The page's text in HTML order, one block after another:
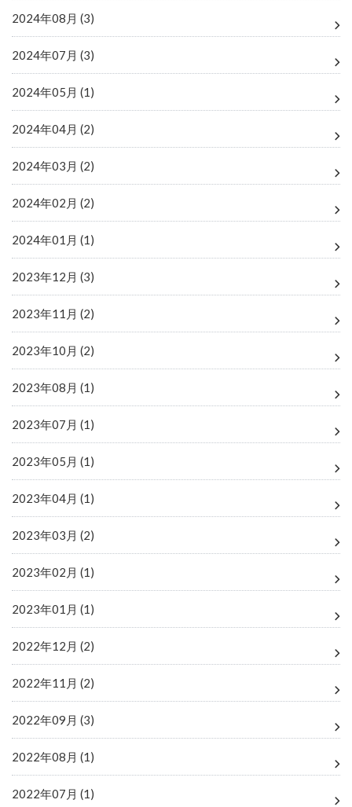
2024年08月 (3)
2024年07月 (3)
2024年05月 (1)
2024年04月 (2)
2024年03月 (2)
2024年02月 (2)
2024年01月 (1)
2023年12月 (3)
2023年11月 (2)
2023年10月 (2)
2023年08月 (1)
2023年07月 (1)
2023年05月 (1)
2023年04月 (1)
2023年03月 (2)
2023年02月 (1)
2023年01月 (1)
2022年12月 (2)
2022年11月 (2)
2022年09月 (3)
2022年08月 (1)
2022年07月 (1)